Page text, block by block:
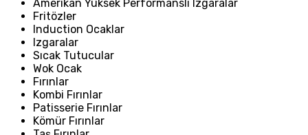
Amerikan Yüksek Performanslı Izgaralar
Fritözler
Induction Ocaklar
Izgaralar
Sıcak Tutucular
Wok Ocak
Fırınlar
Kombi Fırınlar
Patisserie Fırınlar
Kömür Fırınlar